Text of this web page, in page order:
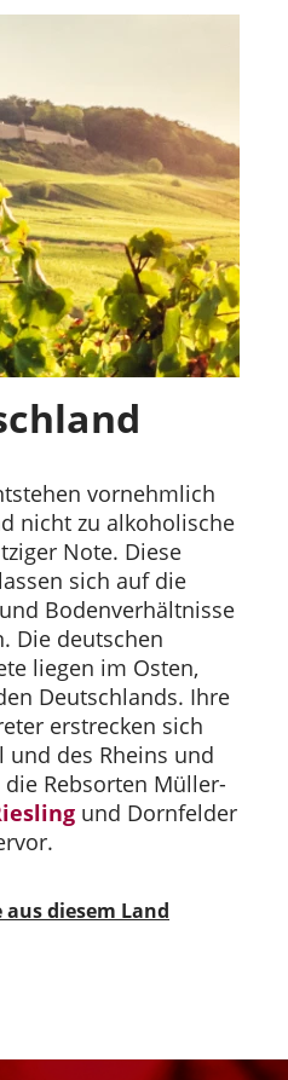
vornehmlich
nicht zu alkoholische
Note. Diese
sich auf die
Bodenverhältnisse
Die deutschen
liegen im Osten,
Deutschlands. Ihre
erstrecken sich
und des Rheins und
Rebsorten Müller-
und Dornfelder
aus diesem Land